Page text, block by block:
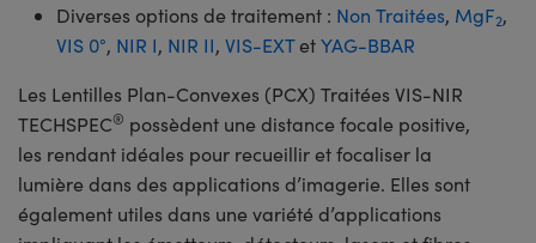
Diverses options de traitement : Non Traitées, MgF2,
VIS 0°, NIR I, NIR II, VIS-EXTetYAG-BBAR
Les Lentilles Plan-Convexes (PCX) Traitées VIS-NIR
TECHSPEC® possèdent une distance focale positive,
les rendant idéales pour recueillir et focaliser la
lumière dans des applications d’imagerie. Elles sont
également utiles dans une variété d’applications